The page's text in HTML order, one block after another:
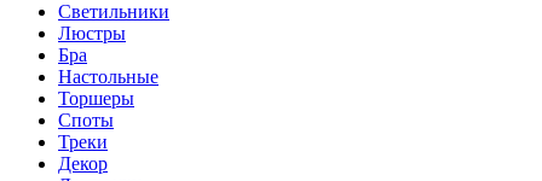
Cветильники
Люстры
Бра
Настольные
Торшеры
Споты
Треки
Декор